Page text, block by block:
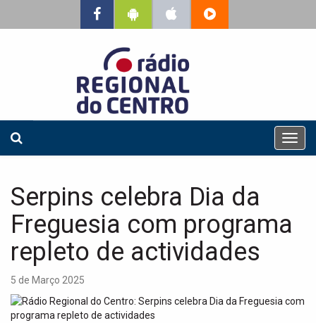
T
o
n
a
Serpins celebra Dia da
Freguesia com programa
repleto de actividades
5 de Março 2025